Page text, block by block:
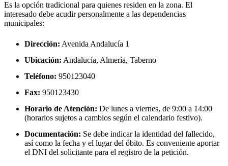
Es la opción tradicional para quienes residen en la zona. El
interesado debe acudir personalmente a las dependencias
municipales:
Dirección: Avenida Andalucía 1
Ubicación: Andalucía, Almería, Taberno
Teléfono: 950123040
Fax: 950123430
Horario de Atención: De lunes a viernes, de 9:00 a 14:00
(horarios sujetos a cambios según el calendario festivo).
Documentación: Se debe indicar la identidad del fallecido,
así como la fecha y el lugar del óbito. Es conveniente aportar
el DNI del solicitante para el registro de la petición.